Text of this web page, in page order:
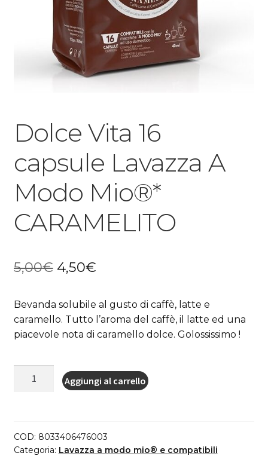
Dolce Vita 16
capsule Lavazza A
Modo Mio®*
CARAMELITO
5,00€ Il
originale
era:
4,50€Il
attuale
è:
Bevanda solubile al gusto di caffè, latte e
caramello. Tutto l’aroma del caffè, il latte ed una
piacevole nota di caramello dolce. Golossissimo !
Lavazza
A
Aggiungi al carrello
COD: 8033406476003
Categoria: Lavazza a modo mio® e compatibili